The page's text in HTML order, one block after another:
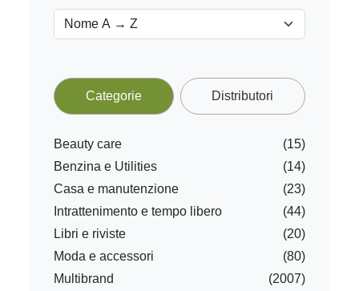
Categorie Distributori
Beauty care
(15)
Benzina e Utilities
(14)
Casa e manutenzione
(23)
Intrattenimento e tempo libero
(44)
Libri e riviste
(20)
Moda e accessori
(80)
Multibrand
(2007)